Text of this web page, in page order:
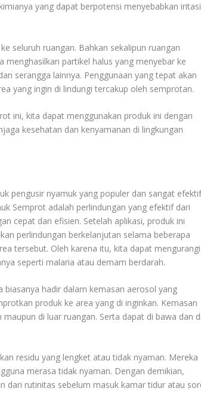
yang dapat berpotensi menyebabkan iritasi
seluruh ruangan. Bahkan sekalipun ruangan
partikel halus yang menyebar ke
serangga lainnya. Penggunaan yang tepat akan
yang ingin di lindungi tercakup oleh semprotan.
ini, kita dapat menggunakan produk ini dengan
kesehatan dan kenyamanan di lingkungan
pengusir nyamuk yang populer dan sangat
Semprot adalah perlindungan yang efektif dari
cepat dan efisien. Setelah aplikasi, produk ini
perlindungan berkelanjutan selama beberapa
tersebut. Oleh karena itu, kita dapat mengurangi
seperti malaria atau demam berdarah.
hadir dalam kemasan aerosol yang
produk ke area yang di inginkan. Kemasan
di luar ruangan. Serta dapat di bawa dan
residu yang lengket atau tidak nyaman. Mereka
merasa tidak nyaman. Dengan demikian,
dari rutinitas sebelum masuk kamar tidur atau